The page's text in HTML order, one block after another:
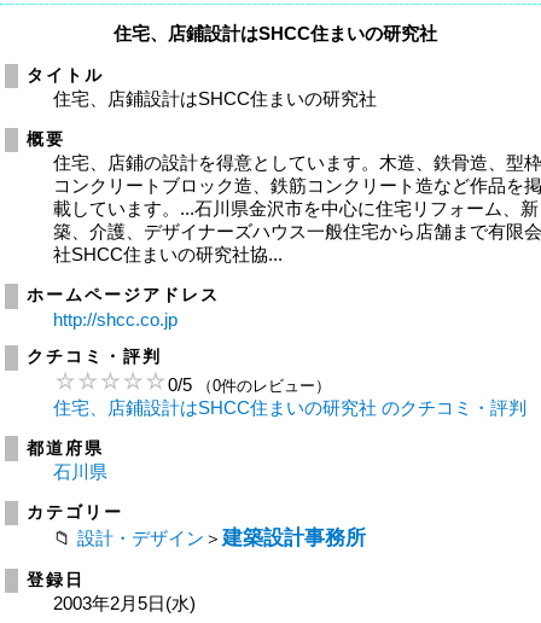
住宅、店鋪設計はSHCC住まいの研究社
タイトル
住宅、店鋪設計はSHCC住まいの研究社
概要
住宅、店鋪の設計を得意としています。木造、鉄骨造、型
コンクリートブロック造、鉄筋コンクリート造など作品を
載しています。...石川県金沢市を中心に住宅リフォーム、新
築、介護、デザイナーズハウス一般住宅から店舗まで有限
社SHCC住まいの研究社協...
ホームページアドレス
http://shcc.co.jp
クチコミ・評判
0/5 （0件のレビュー）
住宅、店鋪設計はSHCC住まいの研究社 のクチコミ・評判
都道府県
石川県
カテゴリー
設計・デザイン ＞ 建築設計事務所
登録日
2003年2月5日(水)